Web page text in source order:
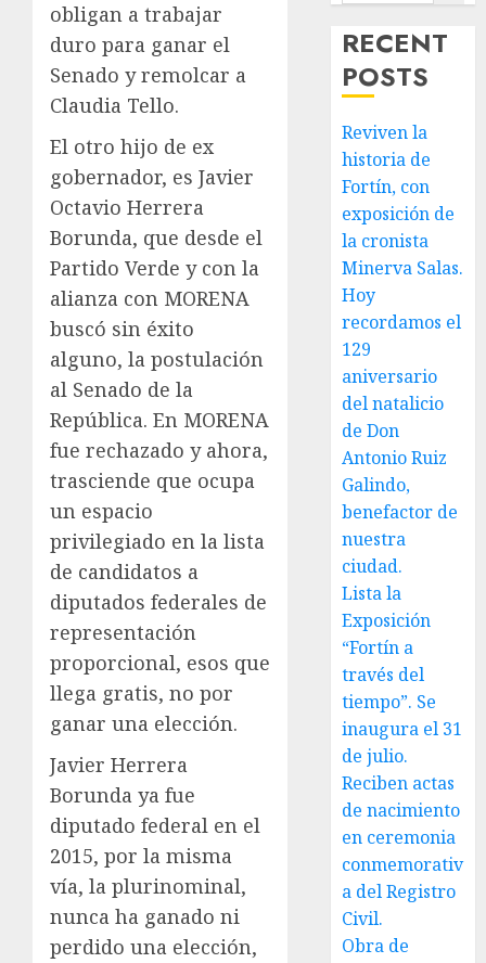
obligan a trabajar
duro para ganar el
Senado y remolcar a
Claudia Tello.
El otro hijo de ex
gobernador, es Javier
Octavio Herrera
Borunda, que desde el
Partido Verde y con la
alianza con MORENA
buscó sin éxito
alguno, la postulación
al Senado de la
República. En MORENA
fue rechazado y ahora,
trasciende que ocupa
un espacio
privilegiado en la lista
de candidatos a
diputados federales de
representación
proporcional, esos que
llega gratis, no por
ganar una elección.
Javier Herrera
Borunda ya fue
diputado federal en el
2015, por la misma
vía, la plurinominal,
nunca ha ganado ni
perdido una elección,
RECENT
POSTS
Reviven la
historia de
Fortín, con
exposición de
la cronista
Minerva Salas.
Hoy
recordamos el
129
aniversario
del natalicio
de Don
Antonio Ruiz
Galindo,
benefactor de
nuestra
ciudad.
Lista la
Exposición
“Fortín a
través del
tiempo”. Se
inaugura el 31
de julio.
Reciben actas
de nacimiento
en ceremonia
conmemorativ
a del Registro
Civil.
Obra de